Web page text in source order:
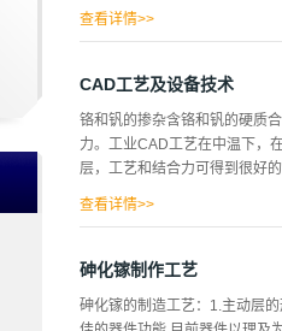
积大、分布均匀的等离子体。
ＳＩＰＯＳ起到束缚电子的作
的性能参数。以往多采用机械
平面刻蚀槽工艺技术，即光刻
蚀温度为一１０℃～０℃，时间
GPP器件关键工艺设备GPP二
查看详情>>
CAD工艺及设备技术
铬和钒的掺杂含铬和钒的硬质
力。工业CAD工艺在中温下，
层，工艺和结合力可得到很好
发性的含Ｃｒ化合物——Ｃ尤ｌ
层，通过加入一定量的一种或
查看详情>>
砷化镓制作工艺
砷化镓的制造工艺：1.主动层